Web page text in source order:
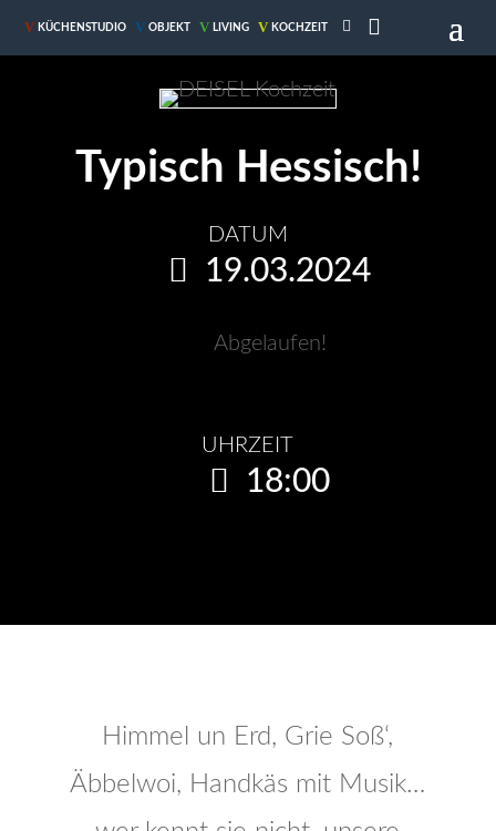
Typisch Hessisch!
DATUM
19.03.2024
Abgelaufen!
UHRZEIT
18:00
Himmel un Erd, Grie Soß‘,
Äbbelwoi, Handkäs mit Musik…
V KÜCHENSTUDIO V OBJEKT V LIVING V KOCHZEIT 